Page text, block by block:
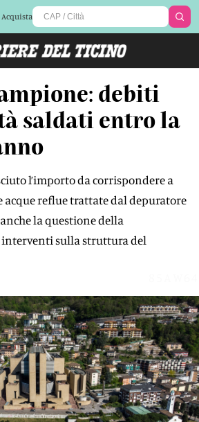
Acquista
debiti
saldati entro la
l’importo da corrispondere a
acque reflue trattate dal depuratore
la questione della
sulla struttura del